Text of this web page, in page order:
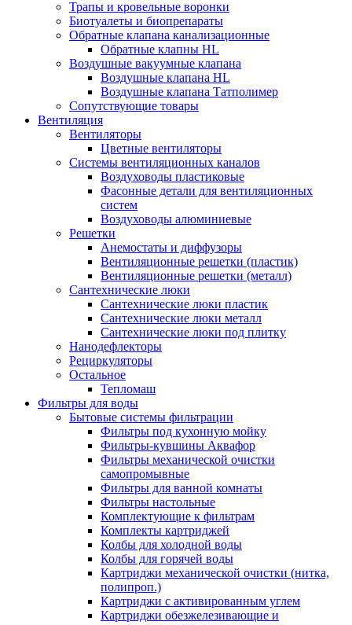
Трапы и кровельные воронки
Биотуалеты и биопрепараты
Обратные клапана канализационные
Обратные клапны HL
Воздушные вакуумные клапана
Воздушные клапана HL
Воздушные клапана Татполимер
Сопутствующие товары
Вентиляция
Вентиляторы
Цветные вентиляторы
Системы вентиляционных каналов
Воздуховоды пластиковые
Фасонные детали для вентиляционных
систем
Воздуховоды алюминиевые
Решетки
Анемостаты и диффузоры
Вентиляционные решетки (пластик)
Вентиляционные решетки (металл)
Сантехнические люки
Сантехнические люки пластик
Сантехнические люки металл
Сантехнические люки под плитку
Нанодефлекторы
Рециркуляторы
Остальное
Тепломаш
Фильтры для воды
Бытовые системы фильтрации
Фильтры под кухонную мойку
Фильтры-кувшины Аквафор
Фильтры механической очистки
самопромывные
Фильтры для ванной комнаты
Фильтры настольные
Комплектующие к фильтрам
Комплекты картриджей
Колбы для холодной воды
Колбы для горячей воды
Картриджи механической очистки (нитка,
полипроп.)
Картриджи с активированным углем
Картриджи обезжелезивающие и